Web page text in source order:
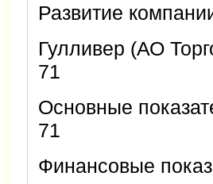
Развитие
Гулливер (АО
71
Основные
71
Финансовые